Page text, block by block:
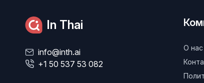
In Thai
info@inth.ai
+1 50 537 53 082
О нас